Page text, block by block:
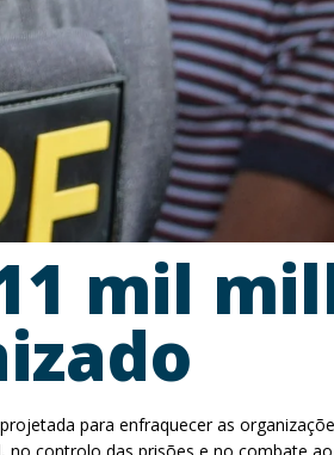
mil
para enfraquecer as